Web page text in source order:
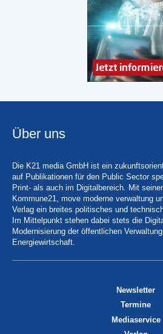
Über uns
Die K21 media GmbH ist ein
auf Publikationen für den Public Sector
Print- als auch im Digitalbereich. Mit
Kommune21, move moderne verwaltung
Verlag ein breites politisches und
Im Mittelpunkt stehen dabei stets die
Modernisierung der öffentlichen
Energiewirtschaft.
Newsletter
Termine
Mediaservice